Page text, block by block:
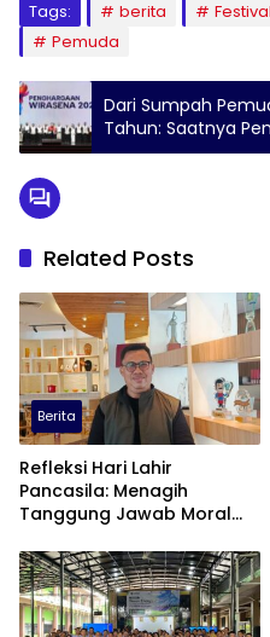
Tags: berita Festival
Pemuda
Dari Sumpah
Tahun: Saatnya
Bersatu!
Related Posts
Berita
Refleksi Hari Lahir
Pancasila: Menagih
Tanggung Jawab Moral